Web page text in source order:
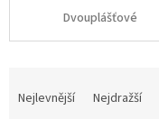
Dvouplášťové
Nejlevnější Nejdražší